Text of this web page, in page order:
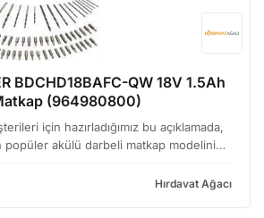
BDCHD18BAFC-QW 18V 1.5Ah
(964980800)
için hazırladığımız bu açıklamada,
popüler akülü darbeli matkap modelini
kullanacaklar için…
Hırdavat Ağacı